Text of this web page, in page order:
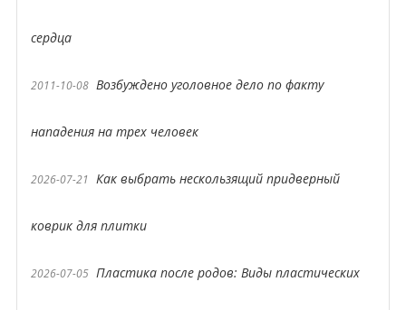
сердца
2011-10-08 Возбуждено уголовное дело по факту
нападения на трех человек
2026-07-21 Как выбрать нескользящий придверный
коврик для плитки
2026-07-05 Пластика после родов: Виды пластических